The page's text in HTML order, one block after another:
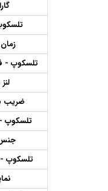
لیفت و جوانسازی صورت
تلسکوپ -
ضریب
تلسکوپ
تلسکوپ